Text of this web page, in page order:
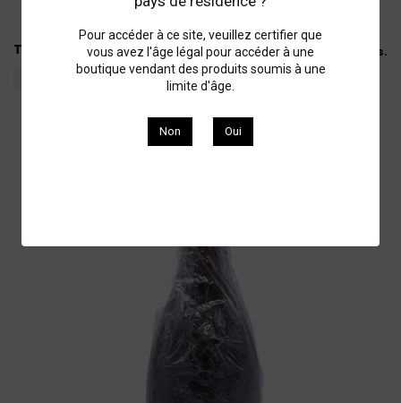
Pour accéder à ce site, veuillez certifier que
vous avez l'âge légal pour accéder à une
boutique vendant des produits soumis à une
limite d'âge.
Non Oui
Tri Il y a 2 produits.